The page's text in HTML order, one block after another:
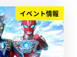
イベント情報